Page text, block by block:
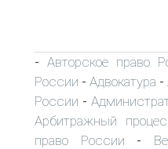
- Авторское право
России - Адвокатура -
России -
Арбитражный
право России -